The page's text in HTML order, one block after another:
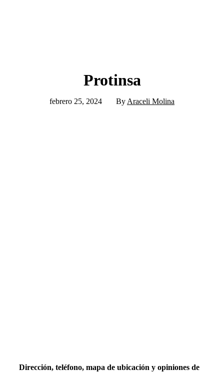
Protinsa
febrero 25, 2024 By Araceli Molina
Dirección, teléfono, mapa de ubicación y opiniones de